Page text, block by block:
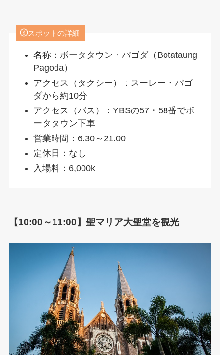
スポットの詳細
名称：ボータタウン・パゴダ（Botataung
Pagoda）
アクセス（タクシー）：スーレー・パゴ
ダから約10分
アクセス（バス）：YBSの57・58番でボ
ータタウン下車
営業時間：6:30～21:00
定休日：なし
入場料：6,000k
【10:00～11:00】聖マリア大聖堂を観光